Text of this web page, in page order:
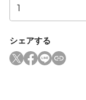
シェアする